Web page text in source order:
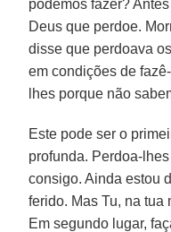
podemos fazer?
Deus que perdoe.
disse que perdoava
em condições de
lhes porque não
Este pode ser o
profunda. Perdoa-
consigo. Ainda estou
ferido. Mas Tu, na tua
Em segundo lugar,